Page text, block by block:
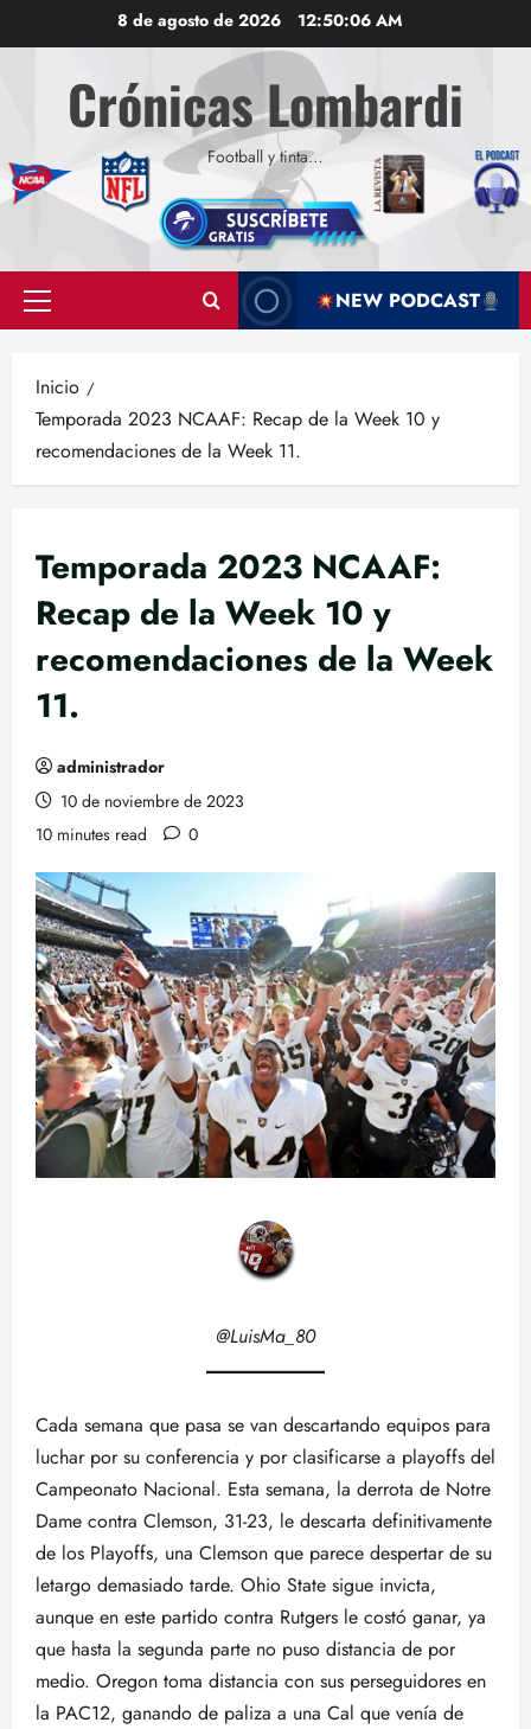
al
contenido
8 de agosto de 2026 12:50:08 AM
Crónicas Lombardi
Football y tinta…
Menú
NEW PODCAST
Inicio
Temporada 2023 NCAAF: Recap de la Week 10 y
recomendaciones de la Week 11.
Temporada 2023 NCAAF:
Recap de la Week 10 y
recomendaciones de la Week
11.
administrador
10 de noviembre de 2023
10 minutes read
0
@LuisMa_80
Cada semana que pasa se van descartando equipos para
luchar por su conferencia y por clasificarse a playoffs del
Campeonato Nacional. Esta semana, la derrota de Notre
Dame contra Clemson, 31-23, le descarta definitivamente
de los Playoffs, una Clemson que parece despertar de su
letargo demasiado tarde. Ohio State sigue invicta,
aunque en este partido contra Rutgers le costó ganar, ya
que hasta la segunda parte no puso distancia de por
medio. Oregon toma distancia con sus perseguidores en
la PAC12, ganando de paliza a una Cal que venía de